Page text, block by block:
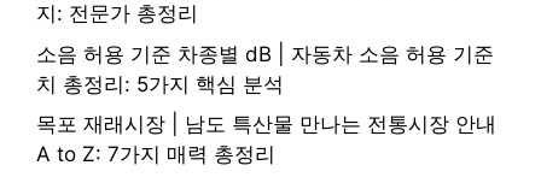
지: 전문가 총정리
소음 허용 기준 차종별 dB | 자동차 소음 허용 기준
치 총정리: 5가지 핵심 분석
목포 재래시장 | 남도 특산물 만나는 전통시장 안내
A to Z: 7가지 매력 총정리